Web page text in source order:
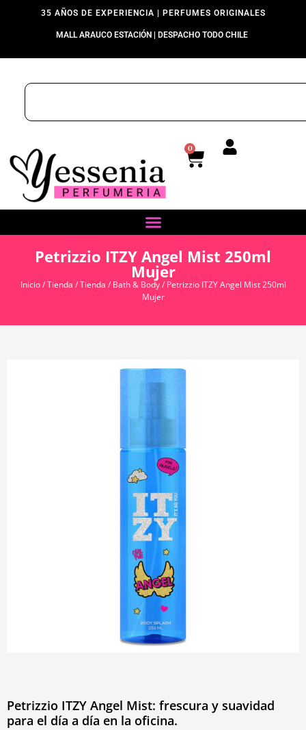
35 AÑOS DE EXPERIENCIA | PERFUMES ORIGINALES
MALL ARAUCO ESTACIÓN | DESPACHO TODO CHILE
0
Petrizzio ITZY Angel Mist 250ml
Mujer
Inicio/Tienda /Tienda / Bath & Body/ Petrizzio ITZY Angel Mist 250ml
Mujer
Petrizzio ITZY Angel Mist: frescura y suavidad
para el día a día en la oficina.